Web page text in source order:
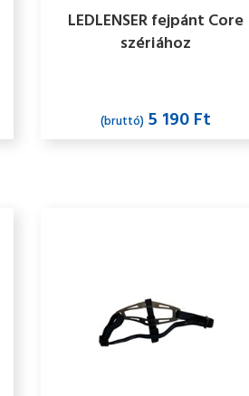
LEDLENSER fejpánt Core
szériához
(bruttó) 5 190 Ft